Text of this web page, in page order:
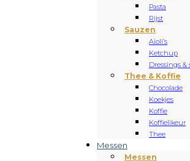
Pasta
Rijst
Sauzen
Aioli’s
Ketchup
Dressings &
Thee & Koffie
Chocolade
Koekjes
Koffie
Koffielikeur
Thee
Messen
Messen